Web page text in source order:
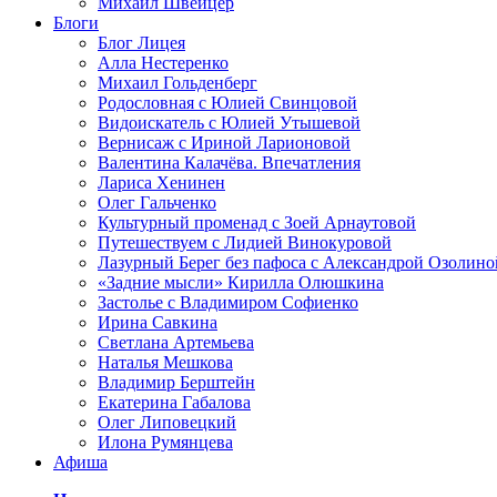
Блоги
Блог Лицея
Алла Нестеренко
Михаил Гольденберг
Родословная с Юлией Свинцовой
Видоискатель с Юлией Утышевой
Вернисаж с Ириной Ларионовой
Валентина Калачёва. Впечатления
Лариса Хенинен
Олег Гальченко
Культурный променад с Зоей Арнаутовой
Путешествуем с Лидией Винокуровой
Лазурный Берег без пафоса с Александрой
«Задние мысли» Кирилла Олюшкина
Застолье с Владимиром Софиенко
Ирина Савкина
Светлана Артемьева
Наталья Мешкова
Владимир Берштейн
Екатерина Габалова
Олег Липовецкий
Илона Румянцева
Афиша